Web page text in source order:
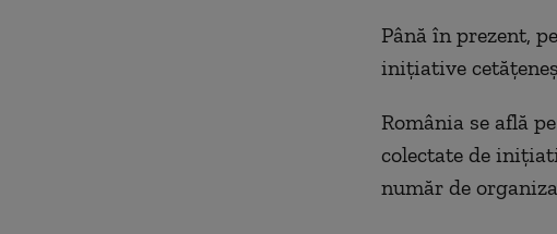
Până în prezent,
inițiative
România se află
colectate de
număr de